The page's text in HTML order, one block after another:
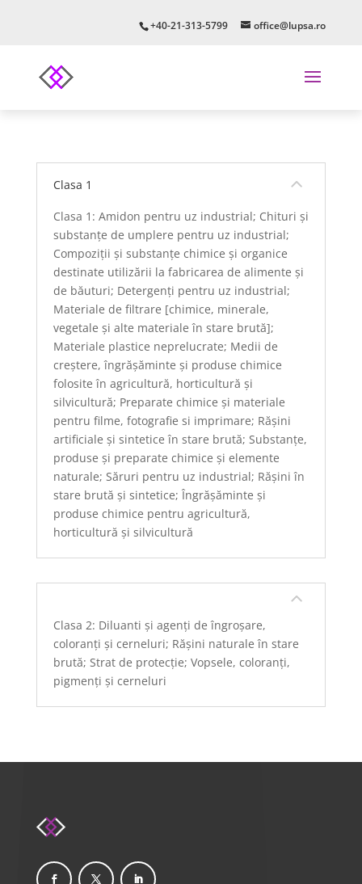
+40-21-313-5799 office@lupsa.ro
Clasa 1
Clasa 1: Amidon pentru uz industrial; Chituri și
substanțe de umplere pentru uz industrial;
Compoziții și substanțe chimice și organice
destinate utilizării la fabricarea de alimente și
de băuturi; Detergenți pentru uz industrial;
Materiale de filtrare [chimice, minerale,
vegetale și alte materiale în stare brută];
Materiale plastice neprelucrate; Medii de
creștere, îngrășăminte și produse chimice
folosite în agricultură, horticultură și
silvicultură; Preparate chimice și materiale
pentru filme, fotografie si imprimare; Rășini
artificiale și sintetice în stare brută; Substanțe,
produse și preparate chimice și elemente
naturale; Săruri pentru uz industrial; Rășini în
stare brută și sintetice; Îngrășăminte și
produse chimice pentru agricultură,
horticultură și silvicultură
Clasa 2: Diluanti și agenți de îngroșare,
coloranți și cerneluri; Rășini naturale în stare
brută; Strat de protecție; Vopsele, coloranți,
pigmenți și cerneluri